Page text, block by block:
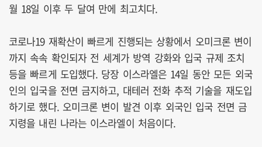
월 18일 이후 두 달여 만에 최고치다.
코로나19 재확산이 빠르게 진행되는 상황에서 오미크론 변이
까지 속속 확인되자 전 세계가 방역 강화와 입국 규제 조치
등을 빠르게 도입했다. 당장 이스라엘은 14일 동안 모든 외국
인의 입국을 전면 금지하고, 대테러 전화 추적 기술을 재도입
하기로 했다. 오미크론 변이 발견 이후 외국인 입국 전면 금
지령을 내린 나라는 이스라엘이 처음이다.